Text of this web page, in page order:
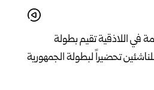
في اللاذقية تقيم بطولة
تحضيراً لبطولة الجمهورية